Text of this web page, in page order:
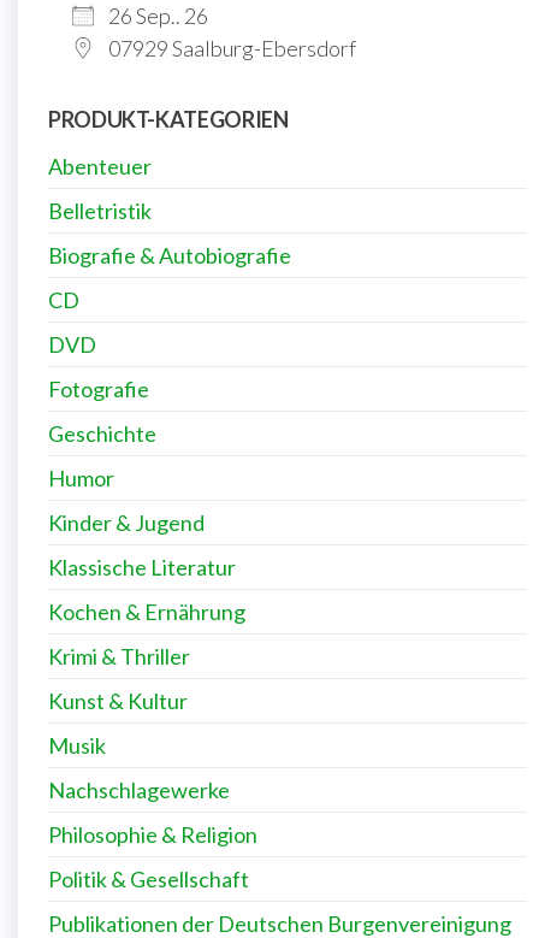
26 Sep.. 26
07929 Saalburg-Ebersdorf
PRODUKT-KATEGORIEN
Abenteuer
Belletristik
Biografie & Autobiografie
CD
DVD
Fotografie
Geschichte
Humor
Kinder & Jugend
Klassische Literatur
Kochen & Ernährung
Krimi & Thriller
Kunst & Kultur
Musik
Nachschlagewerke
Philosophie & Religion
Politik & Gesellschaft
Publikationen der Deutschen Burgenvereinigung